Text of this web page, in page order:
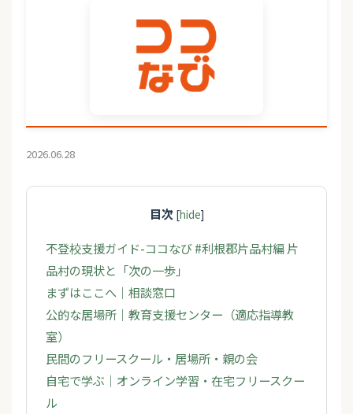
2026.06.28
目次 [hide]
不登校支援ガイド-ココなび #利根郡片品村編 片
品村の現状と「次の一歩」
まずはここへ｜相談窓口
公的な居場所｜教育支援センター（適応指導教
室）
民間のフリースクール・居場所・親の会
自宅で学ぶ｜オンライン学習・在宅フリースクー
ル